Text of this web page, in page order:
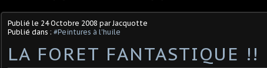
Publié le 24 Octobre 2008 par Jacquotte
Publié dans : #Peintures à l'huile
LA FORET FANTASTIQUE !!